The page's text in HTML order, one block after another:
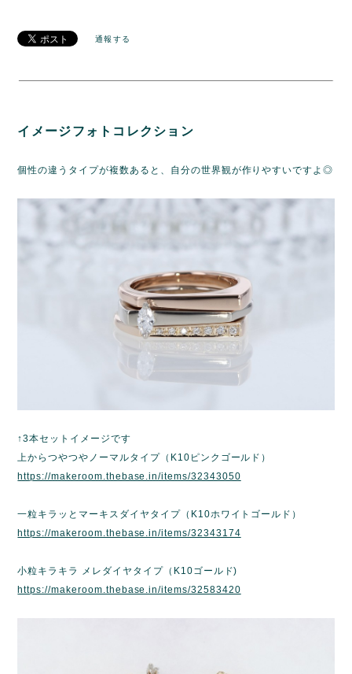
通報する
イメージフォトコレクション
個性の違うタイプが複数あると、自分の世界観が作りやすいですよ◎
↑3本セットイメージです
上からつやつやノーマルタイプ（K10ピンクゴールド）
https://makeroom.thebase.in/items/32343050
一粒キラッとマーキスダイヤタイプ（K10ホワイトゴールド）
https://makeroom.thebase.in/items/32343174
小粒キラキラ メレダイヤタイプ（K10ゴールド)
https://makeroom.thebase.in/items/32583420